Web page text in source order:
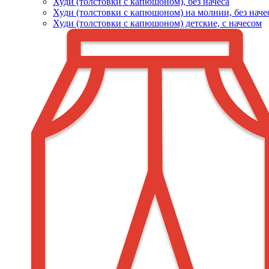
Худи (толстовки с капюшоном) на молнии, без
Худи (толстовки c капюшоном) детские, с начесом